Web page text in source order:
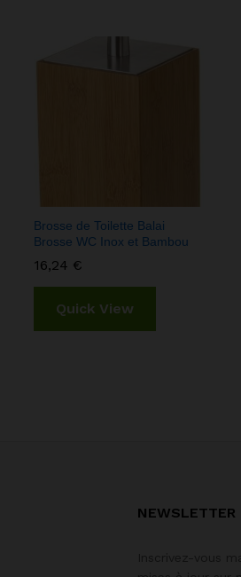
Brosse de Toilette Balai
Brosse WC Inox et Bambou
16,24 €
Quick View
NEWSLETTER